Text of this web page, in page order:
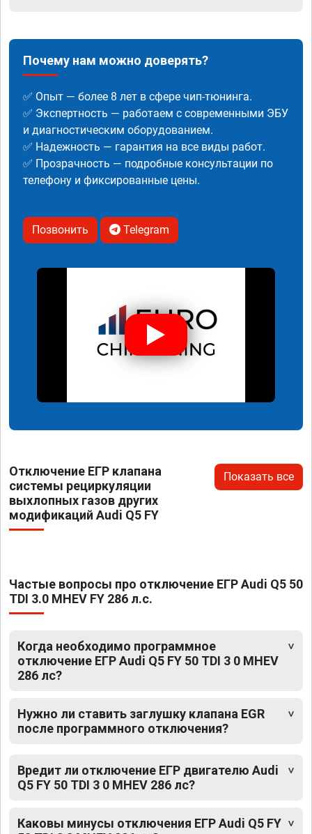
Почему нам можно доверять?
✅ Опыт — более 8 лет в сфере чип-тюнинга.
✅ Экспертность — работаем с современными ЭБУ
и диагностическим оборудованием.
✅ Надежность — гарантия на все виды работ.
✅ Прозрачность — подробные консультации по
телефону и фиксированные цены.
Позвонить Telegram
Отключение ЕГР клапана
системы рециркуляции
выхлопных газов других
модификаций Audi Q5 FY
Показать все
Частые вопросы про отключение ЕГР Audi Q5 50
TDI 3.0 MHEV FY 286 л.с.
Когда необходимо программное
отключение ЕГР Audi Q5 FY 50 TDI 3 0 MHEV
286 лс?
Нужно ли ставить заглушку клапана EGR
после программного отключения?
Вредит ли отключение ЕГР двигателю Audi
Q5 FY 50 TDI 3 0 MHEV 286 лс?
Каковы минусы отключения ЕГР Audi Q5 FY